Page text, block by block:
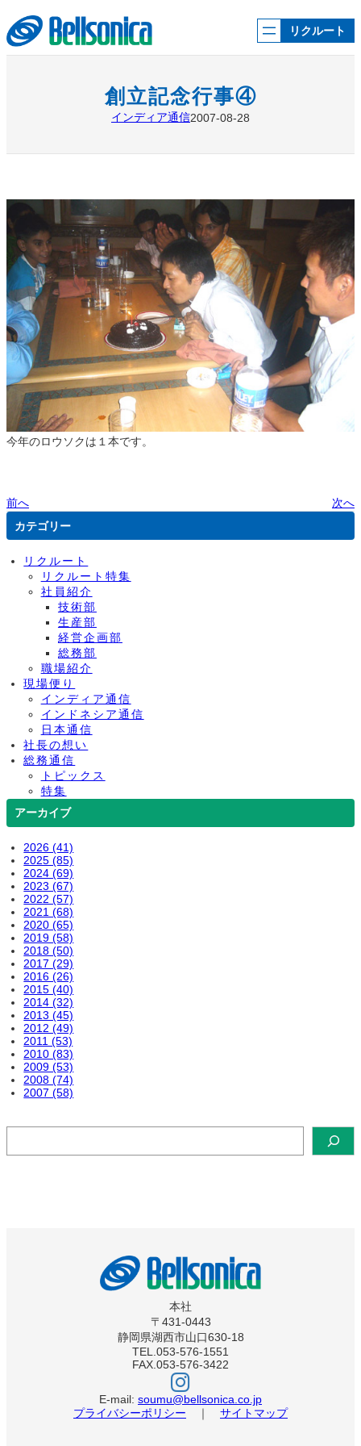
容
を
ス
リクルート
創立記念行事④
インディア通信2007-08-28
今年のロウソクは１本です。
前へ
次へ
カテゴリー
リクルート
リクルート特集
社員紹介
技術部
生産部
経営企画部
総務部
職場紹介
現場便り
インディア通信
インドネシア通信
日本通信
社長の想い
総務通信
トピックス
特集
アーカイブ
2026 (41)
2025 (85)
2024 (69)
2023 (67)
2022 (57)
2021 (68)
2020 (65)
2019 (58)
2018 (50)
2017 (29)
2016 (26)
2015 (40)
2014 (32)
2013 (45)
2012 (49)
2011 (53)
2010 (83)
2009 (53)
2008 (74)
2007 (58)
本社
〒431-0443
静岡県湖西市山口630-18
TEL.053-576-1551
FAX.053-576-3422
ベ
ル
ソ
ニ
カ
E-mail: soumu@bellsonica.co.jp
プライバシーポリシー ｜ サイトマップ